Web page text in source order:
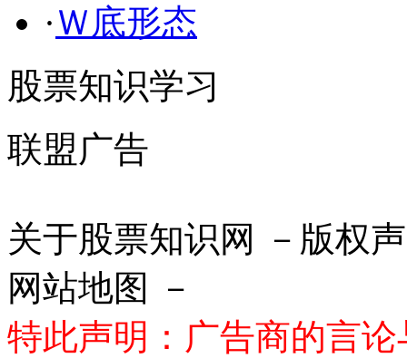
·Ｗ底形态
股票知识学习
联盟广告
关于股票知识网 －版权
网站地图 －
特此声明：广告商的言